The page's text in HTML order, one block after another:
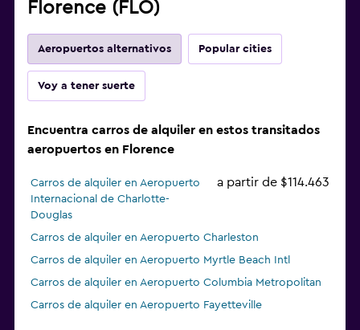
Florence (FLO)
Aeropuertos alternativos Popular cities
Voy a tener suerte
Encuentra carros de alquiler en estos transitados
aeropuertos en Florence
Carros de alquiler en Aeropuerto
Internacional de Charlotte-
Douglas
a partir de $114.463
Carros de alquiler en Aeropuerto Charleston
Carros de alquiler en Aeropuerto Myrtle Beach Intl
Carros de alquiler en Aeropuerto Columbia Metropolitan
Carros de alquiler en Aeropuerto Fayetteville